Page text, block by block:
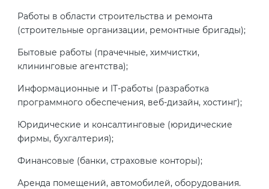
Работы в области строительства и ремонта
(строительные организации, ремонтные бригады);
Бытовые работы (прачечные, химчистки,
клининговые агентства);
Информационные и IT-работы (разработка
программного обеспечения, веб-дизайн, хостинг);
Юридические и консалтинговые (юридические
фирмы, бухгалтерия);
Финансовые (банки, страховые конторы);
Аренда помещений, автомобилей, оборудования.